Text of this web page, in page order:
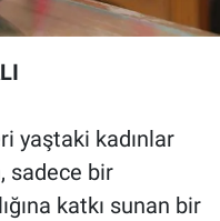
yaştaki kadınlar
sadece bir
katkı sunan bir